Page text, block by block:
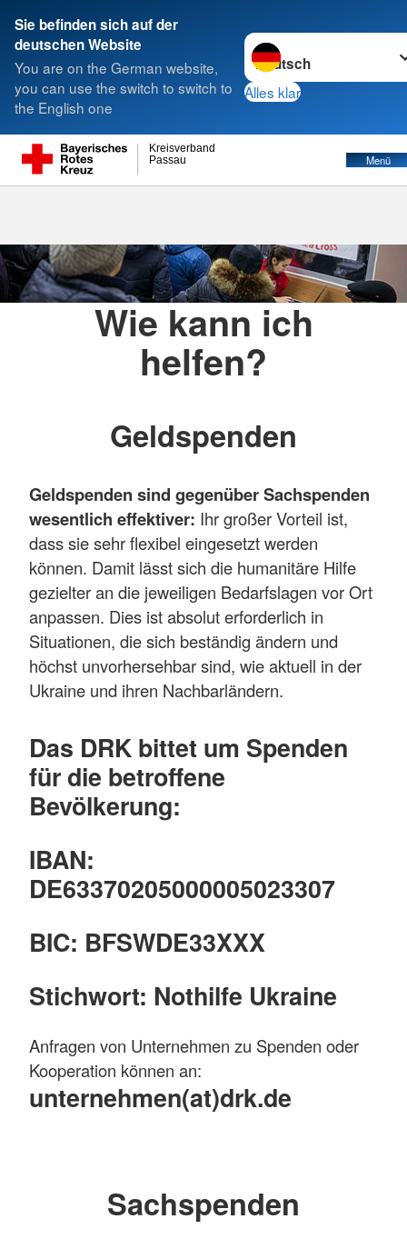
Sie befinden sich auf der
deutschen Website
You are on the German website,
you can use the switch to switch to
the English one
Sprache wechseln zu
Alles klar
Passau
Kreisverband
Menü
Suche
Ukraine-Hilfe
Wie kann ich
helfen?
Geldspenden
Geldspenden sind gegenüber Sachspenden
wesentlich effektiver: Ihr großer Vorteil ist,
dass sie sehr flexibel eingesetzt werden
können. Damit lässt sich die humanitäre Hilfe
gezielter an die jeweiligen Bedarfslagen vor Ort
anpassen. Dies ist absolut erforderlich in
Situationen, die sich beständig ändern und
höchst unvorhersehbar sind, wie aktuell in der
Ukraine und ihren Nachbarländern.
Das DRK bittet um Spenden
für die betroffene
Bevölkerung:
IBAN:
DE63370205000005023307
BIC: BFSWDE33XXX
Stichwort: Nothilfe Ukraine
Anfragen von Unternehmen zu Spenden oder
Kooperation können an:
unternehmen(at)drk.de
Sachspenden